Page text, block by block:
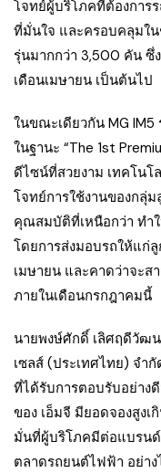
โจทย์ผู้บริโภคที่ต้องกา
ที่มั่นใจ และครอบคลุมใ
รุ่นมากกว่า 3,500 คัน ซึ่
เดือนเมษายน เป็นต้นไป
ในขณะเดียวกัน MG
ในฐานะ “The 1st
ดีไซน์ที่สวยงาม เทคโน
โจทย์การใช้งานของกลุ่
คุณสมบัติที่เหนือกว่า ทำ
โดยการส่งมอบรถให้แก่
เมษายน และคาดว่าจะ
ภายในเดือนกรกฎาคมนี้
นายพงษ์ศักดิ์ เลิศฤดีวัฒน
เซลส์ (ประเทศไทย) จำ
ที่ได้รับการตอบรับอย่าง
ของ เอ็มจี มียอดจองสูงเ
มั่นที่ผู้บริโภคมีต่อแบรนด์
ตลาดรถยนต์ไฟฟ้า อย่าง